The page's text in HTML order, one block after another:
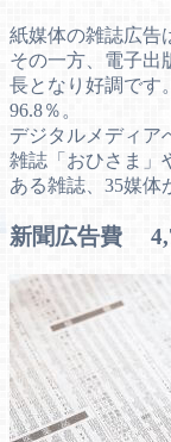
紙媒体の雑誌広告
その一方、電子出
長となり好調です
96.8％。
デジタルメディア
雑誌「おひさま」
ある雑誌、35媒体
新聞広告費